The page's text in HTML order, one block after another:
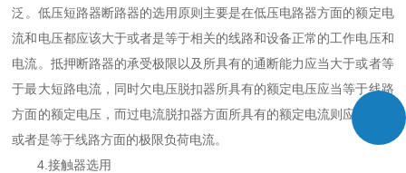
泛。低压短路器断路器的选用原则主要是在低压电路器方面的额定电
流和电压都应该大于或者是等于相关的线路和设备正常的工作电压和
电流。抵押断路器的承受极限以及所具有的通断能力应当大于或者等
于最大短路电流，同时欠电压脱扣器所具有的额定电压应当等于线路
方面的额定电压，而过电流脱扣器方面所具有的额定电流则应当大于
或者是等于线路方面的极限负荷电流。
4.接触器选用